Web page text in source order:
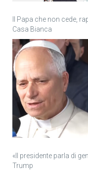
Il Papa che non cede,
Casa Bianca
«Il presidente parla di
Trump